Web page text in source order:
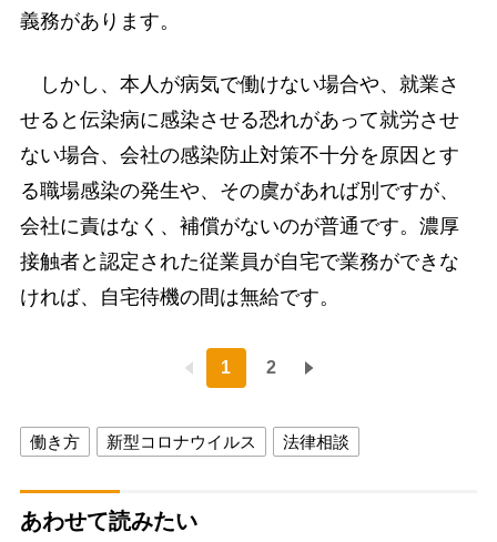
義務があります。
しかし、本人が病気で働けない場合や、就業さ
せると伝染病に感染させる恐れがあって就労させ
ない場合、会社の感染防止対策不十分を原因とす
る職場感染の発生や、その虞があれば別ですが、
会社に責はなく、補償がないのが普通です。濃厚
接触者と認定された従業員が自宅で業務ができな
ければ、自宅待機の間は無給です。
1 2
働き方 新型コロナウイルス 法律相談
あわせて読みたい